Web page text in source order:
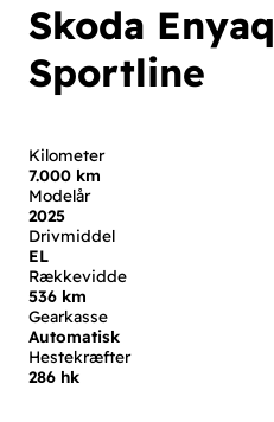
Skoda Enyaq
Sportline
Kilometer
7.000 km
Modelår
2025
Drivmiddel
EL
Rækkevidde
536 km
Gearkasse
Automatisk
Hestekræfter
286 hk